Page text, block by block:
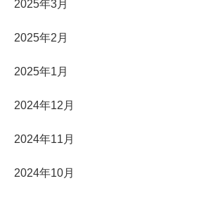
2025年3月
2025年2月
2025年1月
2024年12月
2024年11月
2024年10月